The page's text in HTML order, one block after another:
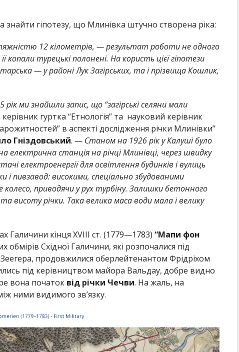
гіпотезу, що Млинівка штучно створена ріка:
12 кілометрів, — результат роботи не одного
копали турецькі полонені. На користь цієї гіпотези
— у районі Лук Загірських, та і прізвища Кошлик,
ми знайшли запис, що “загірські селяни мали
гуртка “Етнологія” та науковий керівник
в аспекті дослідження річки Млинівки”
Гніздовський. — Станом на 1926 рік у Калуші було
електрична станція на річці Млинівці, через швидку
електроенергії для освітлення будинків і вулиць
і пивзавод: високими, спеціально збудованими
колесо, приводячи у рух турбіну. Залишки бетонного
висоту річки. Така велика маса води мала і велику
Галичини кінця XVIII ст. (1779—1783) “Мапи фон
обмірів Східної Галичини, які розпочалися під
продовжилися оберлейтенантом Фрідріхом
під керівництвом майора Вальдау, добре видно
вона початок від річки Чечви. На жаль, на
ними видимого зв’язку.